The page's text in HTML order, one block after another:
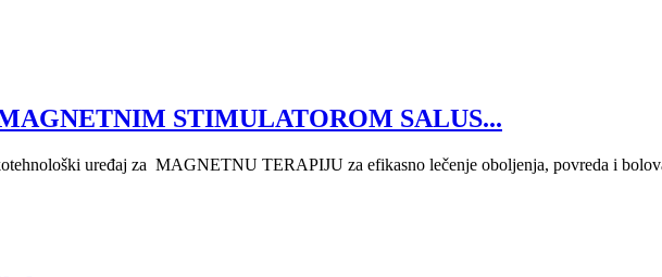
STIMULATOROM SALUS...
uređaj za MAGNETNU TERAPIJU za efikasno lečenje oboljenja, povreda i